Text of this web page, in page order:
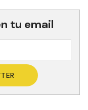
tu email